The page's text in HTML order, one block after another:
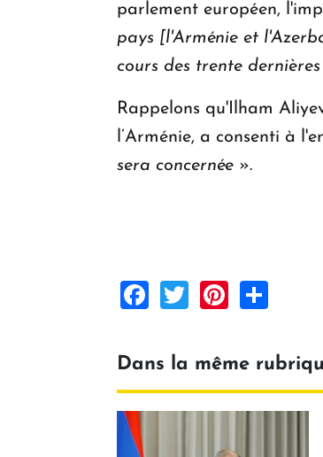
parlement européen,
pays [l'Arménie et
cours des trente dernières
Rappelons qu'Ilham
l’Arménie, a consenti à
sera concernée ».
Facebook
Twitter
Dans la même